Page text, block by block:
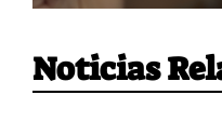
Noticias